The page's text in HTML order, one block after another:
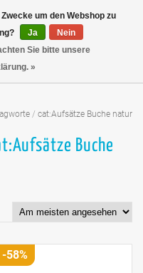
/ cat:Aufsätze Buche natur
Buche
-58%
um den Webshop zu
Ja
Nein
Sie bitte unsere
»